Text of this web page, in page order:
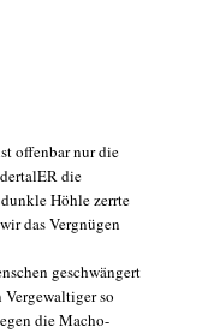
offenbar nur die
die
Höhle zerrte
das Vergnügen
geschwängert
so
die Macho-